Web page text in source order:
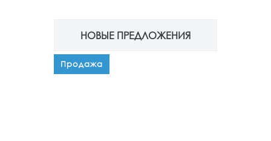
НОВЫЕ ПРЕДЛОЖЕНИЯ
Продажа